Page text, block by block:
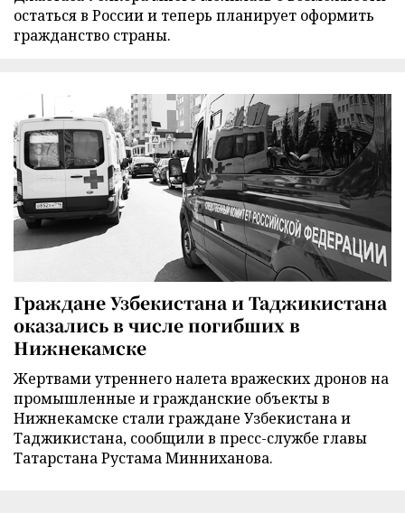
остаться в России и теперь планирует оформить
гражданство страны.
Граждане Узбекистана и Таджикистана
оказались в числе погибших в
Нижнекамске
Жертвами утреннего налета вражеских дронов на
промышленные и гражданские объекты в
Нижнекамске стали граждане Узбекистана и
Таджикистана, сообщили в пресс-службе главы
Татарстана Рустама Минниханова.